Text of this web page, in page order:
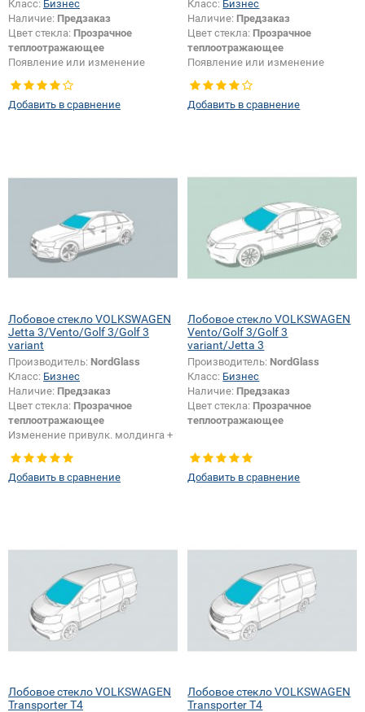
Класс: Бизнес
Наличие: Предзаказ
Цвет стекла: Прозрачное
теплоотражающее
Появление или изменение
шелкографии:
Добавить в сравнение
Класс: Бизнес
Наличие: Предзаказ
Цвет стекла: Прозрачное
теплоотражающее
Появление или изменение
шелкографии:
Добавить в сравнение
Лобовое стекло VOLKSWAGEN
Jetta 3/Vento/Golf 3/Golf 3
variant
Производитель: NordGlass
Класс: Бизнес
Наличие: Предзаказ
Цвет стекла: Прозрачное
теплоотражающее
Изменение привулк. молдинга +
шелкографии:
Добавить в сравнение
Лобовое стекло VOLKSWAGEN
Vento/Golf 3/Golf 3
variant/Jetta 3
Производитель: NordGlass
Класс: Бизнес
Наличие: Предзаказ
Цвет стекла: Прозрачное
теплоотражающее
Добавить в сравнение
Лобовое стекло VOLKSWAGEN
Transporter T4
Лобовое стекло VOLKSWAGEN
Transporter T4